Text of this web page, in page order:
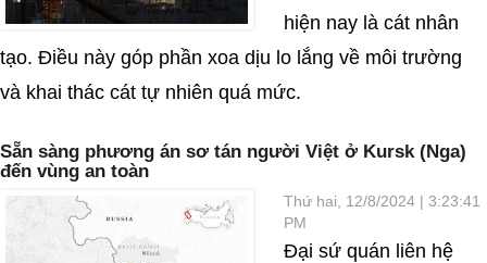
hiện nay là cát nhân
tạo. Điều này góp phần xoa dịu lo lắng về môi trường
và khai thác cát tự nhiên quá mức.
Sẵn sàng phương án sơ tán người Việt ở Kursk (Nga)
đến vùng an toàn
Thứ hai, 12/8/2024 | 3:23:41
PM
Đại sứ quán liên hệ